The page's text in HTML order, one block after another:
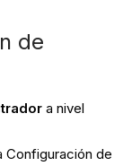
de
a nivel
Configuración de